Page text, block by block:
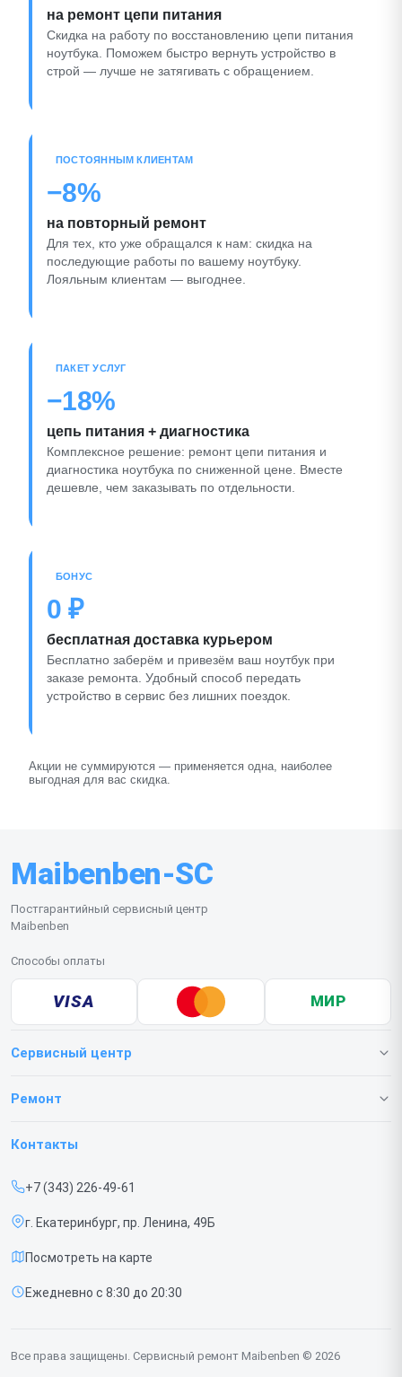
на ремонт цепи питания
Скидка на работу по восстановлению цепи питания
ноутбука. Поможем быстро вернуть устройство в
строй — лучше не затягивать с обращением.
ПОСТОЯННЫМ КЛИЕНТАМ
−8%
на повторный ремонт
Для тех, кто уже обращался к нам: скидка на
последующие работы по вашему ноутбуку.
Лояльным клиентам — выгоднее.
ПАКЕТ УСЛУГ
−18%
цепь питания + диагностика
Комплексное решение: ремонт цепи питания и
диагностика ноутбука по сниженной цене. Вместе
дешевле, чем заказывать по отдельности.
БОНУС
0 ₽
бесплатная доставка курьером
Бесплатно заберём и привезём ваш ноутбук при
заказе ремонта. Удобный способ передать
устройство в сервис без лишних поездок.
Акции не суммируются — применяется одна, наиболее
выгодная для вас скидка.
Maibenben-SC
Постгарантийный сервисный центр
Maibenben
Способы оплаты
VISA МИР
Сервисный центр
О нашем сервисе
Срочный ремонт
Доставка и способы оплаты
Диагностика
Контакты
Ремонт
Ноутбуков
Контакты
+7 (343) 226-49-61
г. Екатеринбург, пр. Ленина, 49Б
Посмотреть на карте
Ежедневно с 8:30 до 20:30
Все права защищены. Сервисный ремонт Maibenben © 2026